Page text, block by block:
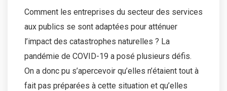
Comment les entreprises du secteur des services
aux publics se sont adaptées pour atténuer
l’impact des catastrophes naturelles ? La
pandémie de COVID-19 a posé plusieurs défis.
On a donc pu s’apercevoir qu’elles n’étaient tout à
fait pas préparées à cette situation et qu’elles